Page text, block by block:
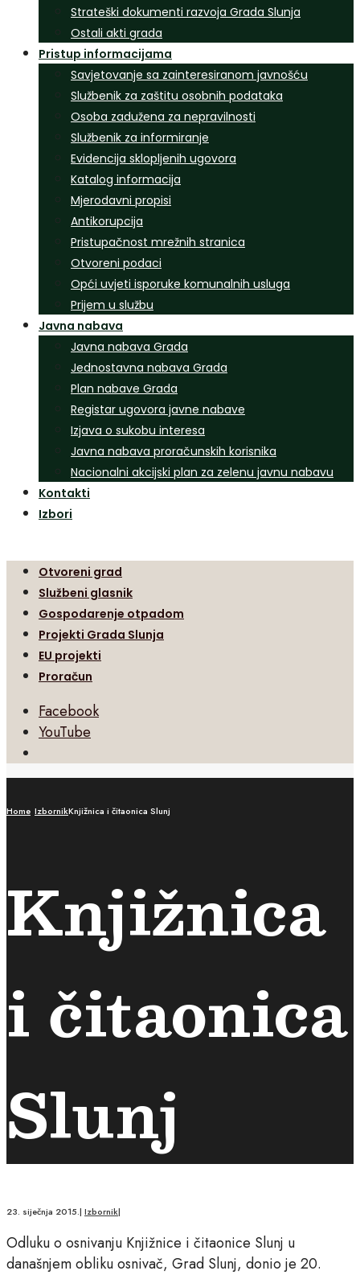
Strateški dokumenti razvoja Grada Slunja
Ostali akti grada
Pristup informacijama
Savjetovanje sa zainteresiranom javnošću
Službenik za zaštitu osobnih podataka
Osoba zadužena za nepravilnosti
Službenik za informiranje
Evidencija sklopljenih ugovora
Katalog informacija
Mjerodavni propisi
Antikorupcija
Pristupačnost mrežnih stranica
Otvoreni podaci
Opći uvjeti isporuke komunalnih usluga
Prijem u službu
Javna nabava
Javna nabava Grada
Jednostavna nabava Grada
Plan nabave Grada
Registar ugovora javne nabave
Izjava o sukobu interesa
Javna nabava proračunskih korisnika
Nacionalni akcijski plan za zelenu javnu nabavu
Kontakti
Izbori
Otvoreni grad
Službeni glasnik
Gospodarenje otpadom
Projekti Grada Slunja
EU projekti
Proračun
Facebook
YouTube
Search
Home IzbornikKnjižnica i čitaonica Slunj
Knjižnica
i čitaonica
Slunj
23. siječnja 2015.| Izbornik|
Odluku o osnivanju Knjižnice i čitaonice Slunj u
današnjem obliku osnivač, Grad Slunj, donio je 20.